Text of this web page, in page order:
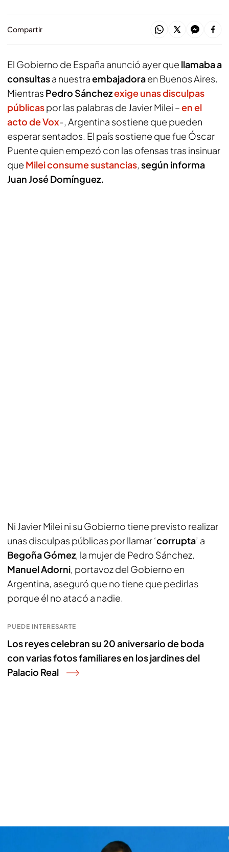
Compartir
El Gobierno de España anunció ayer que llamaba a
consultasa nuestraembajadoraen Buenos Aires.
Mientras Pedro Sánchezexige unas disculpas
públicaspor las palabras de Javier Milei –en el
acto de Vox-, Argentina sostiene que pueden
esperar sentados. El país sostiene que fue Óscar
Puente quien empezó con las ofensas tras insinuar
que Milei consume sustancias, según informa
Juan José Domínguez.
Ni Javier Milei ni su Gobierno tiene previsto realizar
unas disculpas públicas por llamar ‘corrupta’ a
Begoña Gómez, la mujer de Pedro Sánchez.
Manuel Adorni, portavoz del Gobierno en
Argentina, aseguró que no tiene que pedirlas
porque él no atacó a nadie.
PUEDE INTERESARTE
Los reyes celebran su 20 aniversario de boda
con varias fotos familiares en los jardines del
Palacio Real